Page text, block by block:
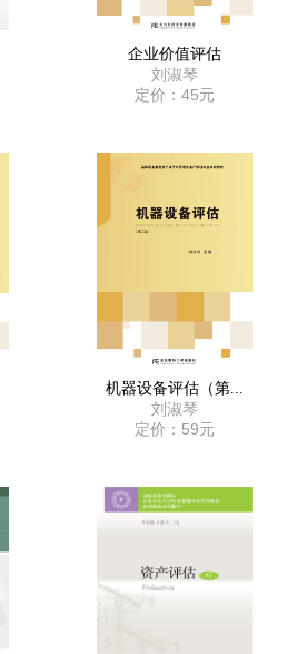
企业价值评估
刘淑琴
定价：45元
机器设备评估（第...
刘淑琴
定价：59元